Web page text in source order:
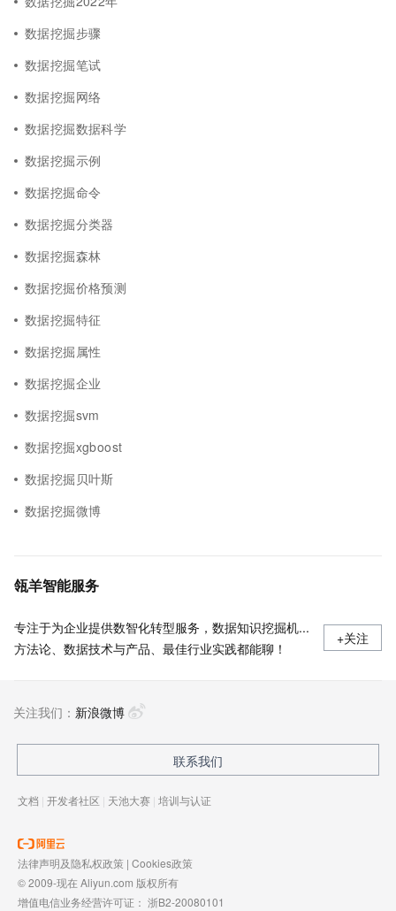
数据挖掘步骤
数据挖掘笔试
数据挖掘网络
数据挖掘数据科学
数据挖掘示例
数据挖掘命令
数据挖掘分类器
数据挖掘森林
数据挖掘价格预测
数据挖掘特征
数据挖掘属性
数据挖掘企业
数据挖掘svm
数据挖掘xgboost
数据挖掘贝叶斯
数据挖掘微博
瓴羊智能服务
专注于为企业提供数智化转型服务，数据知识挖掘机...
方法论、数据技术与产品、最佳行业实践都能聊！
+关注
关注我们： 新浪微博
联系我们
文档 | 开发者社区 | 天池大赛 | 培训与认证
法律声明及隐私权政策 | Cookies政策
© 2009-现在 Aliyun.com 版权所有
增值电信业务经营许可证： 浙B2-20080101